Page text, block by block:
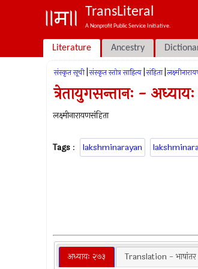
TransLiteral
A Nonprofit Public Service Initiative.
Literature Ancestry
संस्कृत सूची संस्कृत स्तोत्र साहित्य संहिता
त्रेतायुगसन्तानः -
लक्ष्मीनारायणसंहिता
Tags : lakshminarayan
अध्यायः २७३ Translation - भाषांतर